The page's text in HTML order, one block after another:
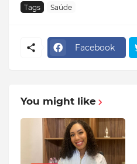
Tags Saúde
Facebook
You might like